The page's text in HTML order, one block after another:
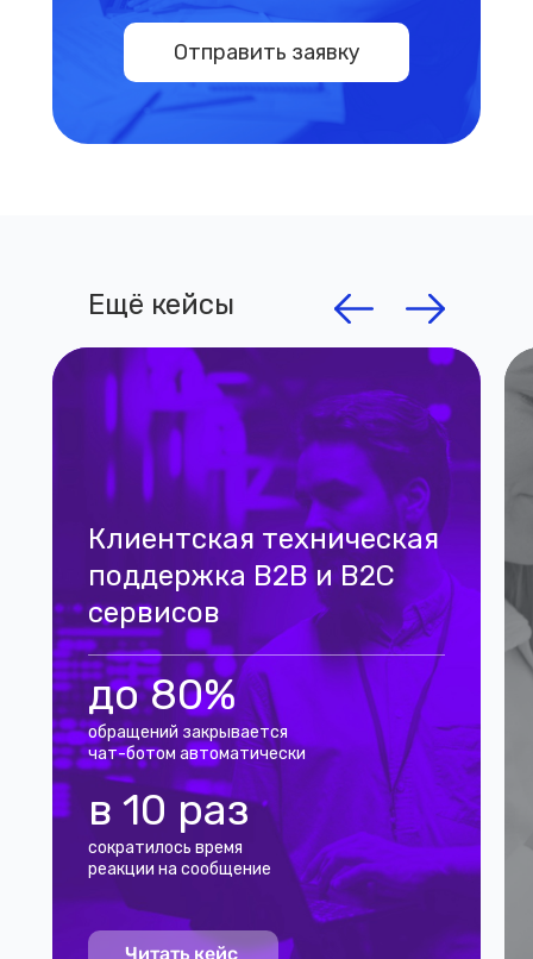
Отправить заявку
Ещё кейсы
Клиентская техническая
поддержка B2B и B2C
сервисов
Читать кейс
до 80%
обращений закрывается
чат-ботом автоматически
в 10 раз
сократилось время
реакции на сообщение